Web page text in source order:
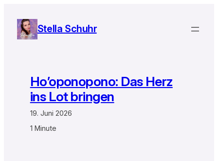
Inhalt
springen
Stella Schuhr
Ho’oponopono: Das Herz
ins Lot bringen
19. Juni 2026
1 Minute